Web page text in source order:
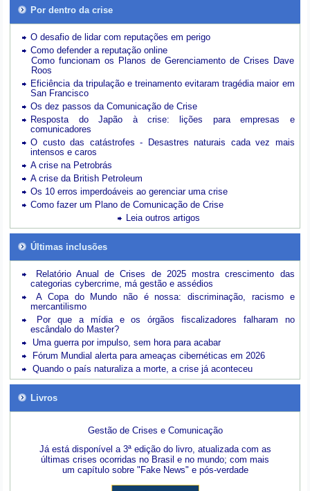
Por dentro da crise
O desafio de lidar com reputações em perigo
Como defender a reputação online
Como funcionam os Planos de Gerenciamento de Crises Dave
Roos
Eficiência da tripulação e treinamento evitaram tragédia maior em
San Francisco
Os dez passos da Comunicação de Crise
Resposta do Japão à crise: lições para empresas e
comunicadores
O custo das catástrofes -
Desastres naturais cada vez mais
intensos e caros
A crise na Petrobrás
A crise da British Petroleum
Os 10 erros imperdoáveis ao gerenciar uma crise
Como fazer um Plano de Comunicação de Crise
Leia outros artigos
Últimas inclusões
Relatório Anual de Crises de 2025 mostra crescimento das
categorias cybercrime, má gestão e assédios
A Copa do Mundo não é nossa: discriminação, racismo e
mercantilismo
Por que a mídia e os órgãos fiscalizadores falharam no
escândalo do Master?
Uma guerra por impulso, sem hora para acabar
Fórum Mundial alerta para ameaças cibernéticas em 2026
Quando o país naturaliza a morte, a crise já aconteceu
Livros
Gestão de Crises e Comunicação
Já está disponível a 3ª edição do livro, atualizada com as
últimas crises ocorridas no Brasil e no mundo; com mais
um capítulo sobre "Fake News" e pós-verdade